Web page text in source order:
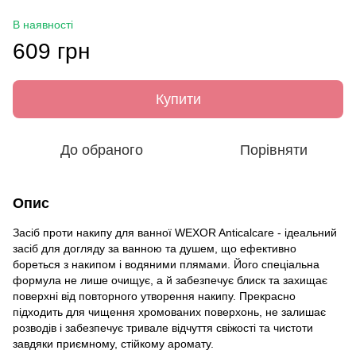
В наявності
609 грн
Купити
До обраного Порівняти
Опис
Засіб проти накипу для ванної WEXOR Anticalcare - ідеальний
засіб для догляду за ванною та душем, що ефективно
бореться з накипом і водяними плямами. Його спеціальна
формула не лише очищує, а й забезпечує блиск та захищає
поверхні від повторного утворення накипу. Прекрасно
підходить для чищення хромованих поверхонь, не залишає
розводів і забезпечує тривале відчуття свіжості та чистоти
завдяки приємному, стійкому аромату.